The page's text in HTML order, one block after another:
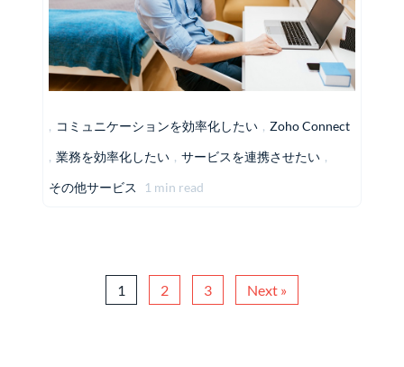
, コミュニケーションを効率化したい , Zoho Connect
, 業務を効率化したい , サービスを連携させたい ,
その他サービス
1 min read
1 2 3 Next »